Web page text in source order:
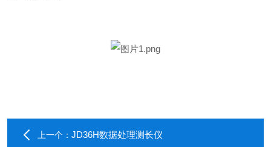
上一个： JD36H数据处理测长仪